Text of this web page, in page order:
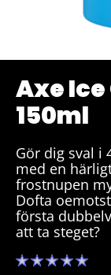
Axe
150ml
Gör dig sval i
med en
frostnupen
Dofta
första
att ta steget?
Inga
betyg